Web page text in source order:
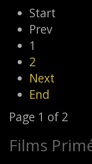
Start
Prev
1
2
Next
End
Page 1 of 2
Films